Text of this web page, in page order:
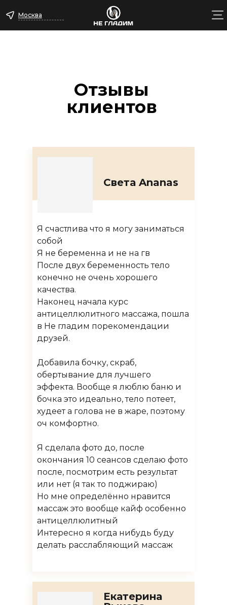
Москва
Отзывы
клиентов
Света Ananas
Я счастлива что я могу заниматься
собой
Я не беременна и не на гв
После двух беременность тело
конечно не очень хорошего
качества.
Наконец начала курс
антицеллюлитного массажа, пошла
в Не гладим порекомендации
друзей.
Добавила бочку, скраб,
обертывание для лучшего
эффекта. Вообще я люблю баню и
бочка это идеально, тело потеет,
худеет а голова не в жаре, поэтому
оч комфортно.
Я сделала фото до, после
окончания 10 сеансов сделаю фото
после, посмотрим есть результат
или нет (я так то поджираю)
Но мне определённо нравится
массаж это вообще кайф особенно
антицеллюлитный
Интересно я когда нибудь буду
делать расслабляющий массаж
Екатерина